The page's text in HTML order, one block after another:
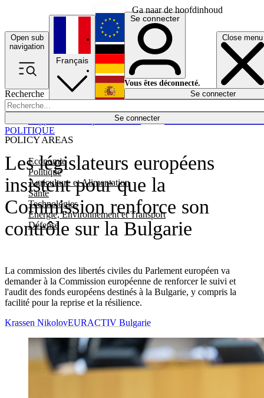
Ga naar de hoofdinhoud
Open sub
navigation
Close menu
Recherche
Se connecter
POLICY AREAS
Economie
Politique
Agriculture et Alimentation
Santé
Technologies
Energie, Environnement et Transport
Défense
Économie
Français
English
Deutsch
Español
Se connecter
Vous êtes déconnecté.
Se connecter
Les législateurs européens
insistent pour que la
Commission renforce son
contrôle sur la Bulgarie
La commission des libertés civiles du Parlement européen va
demander à la Commission européenne de renforcer le suivi et
l'audit des fonds européens destinés à la Bulgarie, y compris la
facilité pour la reprise et la résilience.
POLITIQUE
Krassen NikolovEURACTIV Bulgarie